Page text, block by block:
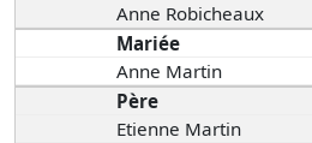
Anne Robicheaux
Mariée
Anne Martin
Père
Etienne Martin